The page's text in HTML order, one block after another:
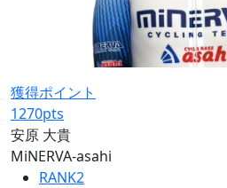
獲得ポイント
1270pts
安原 大貴
MiNERVA-asahi
RANK2